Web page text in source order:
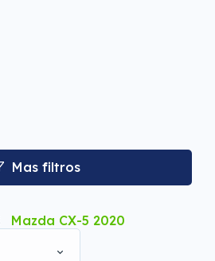
Mas filtros
Mazda CX-5 2020